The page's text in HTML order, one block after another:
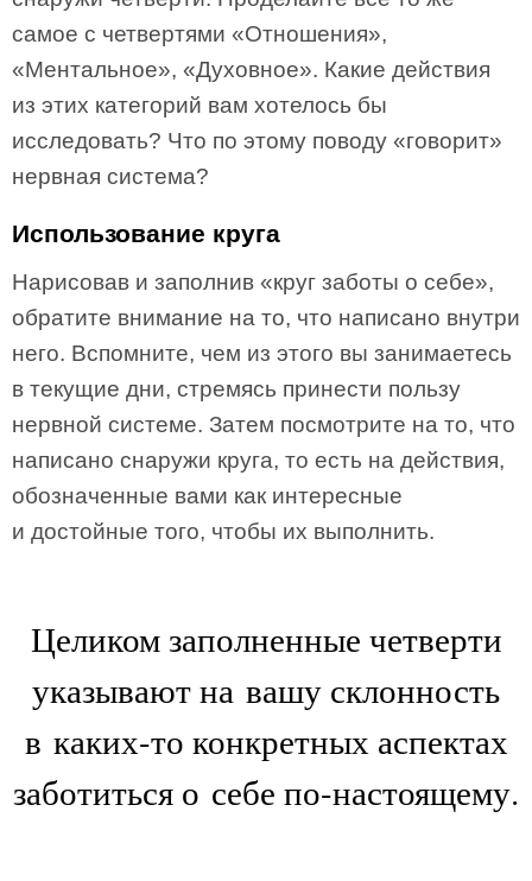
самое с четвертями «Отношения»,
«Ментальное», «Духовное». Какие действия
из этих категорий вам хотелось бы
исследовать? Что по этому поводу «говорит»
нервная система?
Использование круга
Нарисовав и заполнив «круг заботы о себе»,
обратите внимание на то, что написано внутри
него. Вспомните, чем из этого вы занимаетесь
в текущие дни, стремясь принести пользу
нервной системе. Затем посмотрите на то, что
написано снаружи круга, то есть на действия,
обозначенные вами как интересные
и достойные того, чтобы их выполнить.
Целиком заполненные четверти
указывают на вашу склонность
в каких-то конкретных аспектах
заботиться о себе по-настоящему.